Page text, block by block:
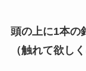
頭の上に1本の
（触れて欲し